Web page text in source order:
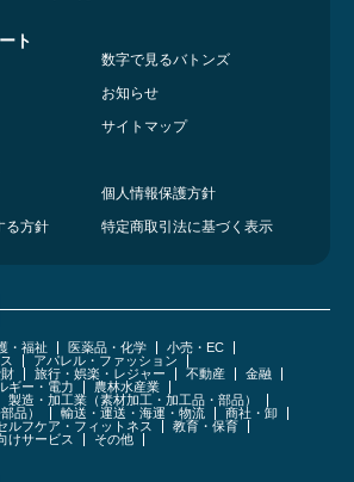
ト
数字で見るバトンズ
お知らせ
サイトマップ
個人情報保護方針
る方針
特定商取引法に基づく表示
・福祉 医薬品・化学
小売・EC
アパレル・ファッション
旅行・娯楽・レジャー 不動産
金融
ギー・電力
農林水産業
製造・加工業（素材加工・加工品・部品）
品）
輸送・運送・海運・物流
商社・卸
ルフケア・フィットネス
教育・保育
けサービス その他